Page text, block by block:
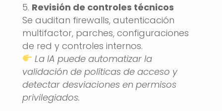
Revisión de controles técnicos
Se auditan firewalls, autenticación
multifactor, parches, configuraciones
de red y controles internos.
La IA puede automatizar la
validación de políticas de acceso y
detectar desviaciones en permisos
privilegiados.